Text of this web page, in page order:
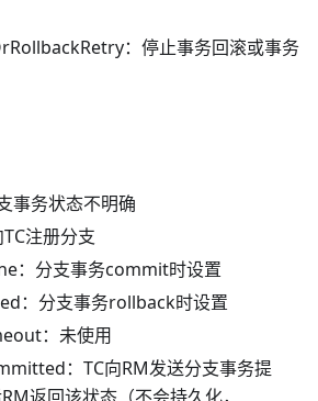
：停止事务回滚或事务
事务状态不明确
注册分支
：分支事务commit时设置
：分支事务rollback时设置
：未使用
：TC向RM发送分支事务提